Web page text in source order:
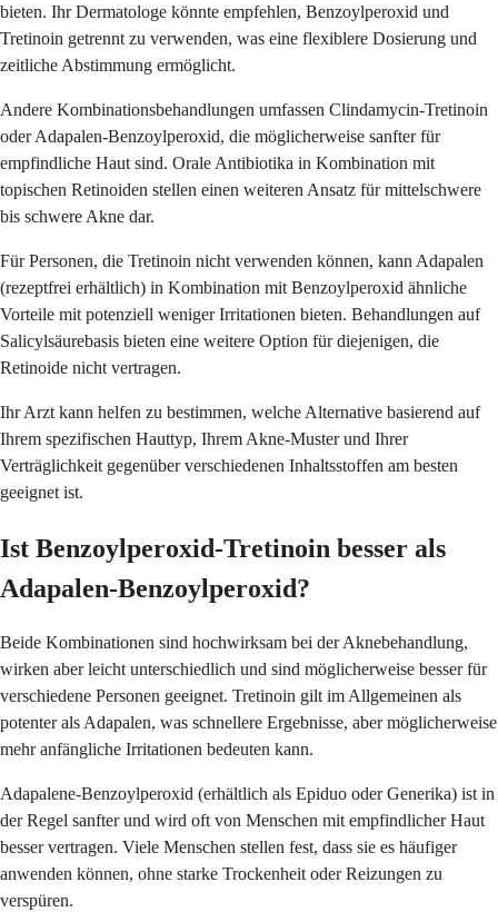
bieten. Ihr Dermatologe könnte empfehlen, Benzoylperoxid und
Tretinoin getrennt zu verwenden, was eine flexiblere Dosierung und
zeitliche Abstimmung ermöglicht.
Andere Kombinationsbehandlungen umfassen Clindamycin-Tretinoin
oder Adapalen-Benzoylperoxid, die möglicherweise sanfter für
empfindliche Haut sind. Orale Antibiotika in Kombination mit
topischen Retinoiden stellen einen weiteren Ansatz für mittelschwere
bis schwere Akne dar.
Für Personen, die Tretinoin nicht verwenden können, kann Adapalen
(rezeptfrei erhältlich) in Kombination mit Benzoylperoxid ähnliche
Vorteile mit potenziell weniger Irritationen bieten. Behandlungen auf
Salicylsäurebasis bieten eine weitere Option für diejenigen, die
Retinoide nicht vertragen.
Ihr Arzt kann helfen zu bestimmen, welche Alternative basierend auf
Ihrem spezifischen Hauttyp, Ihrem Akne-Muster und Ihrer
Verträglichkeit gegenüber verschiedenen Inhaltsstoffen am besten
geeignet ist.
Ist Benzoylperoxid-Tretinoin besser als
Adapalen-Benzoylperoxid?
Beide Kombinationen sind hochwirksam bei der Aknebehandlung,
wirken aber leicht unterschiedlich und sind möglicherweise besser für
verschiedene Personen geeignet. Tretinoin gilt im Allgemeinen als
potenter als Adapalen, was schnellere Ergebnisse, aber möglicherweise
mehr anfängliche Irritationen bedeuten kann.
Adapalene-Benzoylperoxid (erhältlich als Epiduo oder Generika) ist in
der Regel sanfter und wird oft von Menschen mit empfindlicher Haut
besser vertragen. Viele Menschen stellen fest, dass sie es häufiger
anwenden können, ohne starke Trockenheit oder Reizungen zu
verspüren.